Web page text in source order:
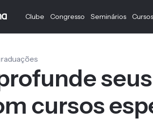
Clube Congresso Seminários Cursos
cursos